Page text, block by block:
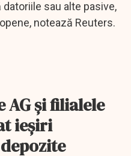
sau alte pasive,
notează Reuters.
AG şi filialele
ieşiri